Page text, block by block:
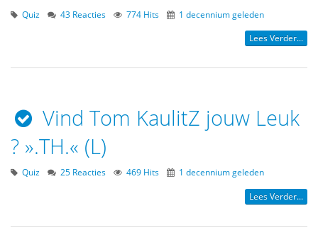
Quiz 43 Reacties 774 Hits 1 decennium geleden
Lees Verder...
Vind Tom KaulitZ jouw Leuk
? ».TH.« (L)
Quiz 25 Reacties 469 Hits 1 decennium geleden
Lees Verder...